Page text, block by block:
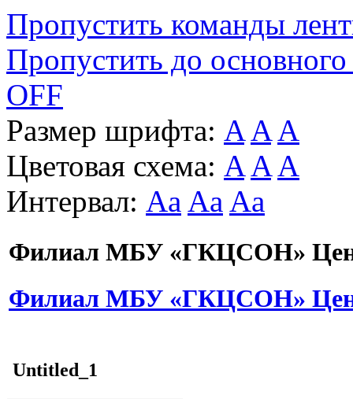
Пропустить команды
Пропустить до основного
OFF
Размер шрифта: A A A
Цветовая схема: A A A
Интервал: Aa Aa Aa
Филиал МБУ «ГКЦСОН»
Филиал МБУ «ГКЦСОН»
Untitled_1